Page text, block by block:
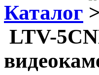
Каталог
LTV-